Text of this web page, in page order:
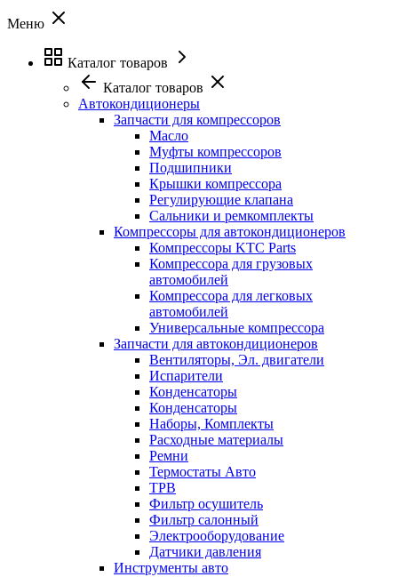
Меню
Каталог товаров
Каталог товаров
Автокондиционеры
Запчасти для компрессоров
Масло
Муфты компрессоров
Подшипники
Крышки компрессора
Регулирующие клапана
Сальники и ремкомплекты
Компрессоры для автокондиционеров
Компрессоры KTC Parts
Компрессора для грузовых
автомобилей
Компрессора для легковых
автомобилей
Универсальные компрессора
Запчасти для автокондиционеров
Вентиляторы, Эл. двигатели
Испарители
Конденсаторы
Конденсаторы
Наборы, Комплекты
Расходные материалы
Ремни
Термостаты Авто
ТРВ
Фильтр осушитель
Фильтр салонный
Электрооборудование
Датчики давления
Инструменты авто